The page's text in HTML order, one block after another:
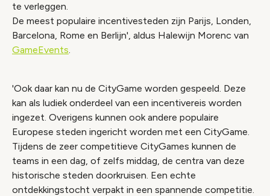
te verleggen.
De meest populaire incentivesteden zijn Parijs, Londen,
Barcelona, Rome en Berlijn', aldus Halewijn Morenc van
GameEvents.
'Ook daar kan nu de CityGame worden gespeeld. Deze
kan als ludiek onderdeel van een incentivereis worden
ingezet. Overigens kunnen ook andere populaire
Europese steden ingericht worden met een CityGame.
Tijdens de zeer competitieve CityGames kunnen de
teams in een dag, of zelfs middag, de centra van deze
historische steden doorkruisen. Een echte
ontdekkingstocht verpakt in een spannende competitie.